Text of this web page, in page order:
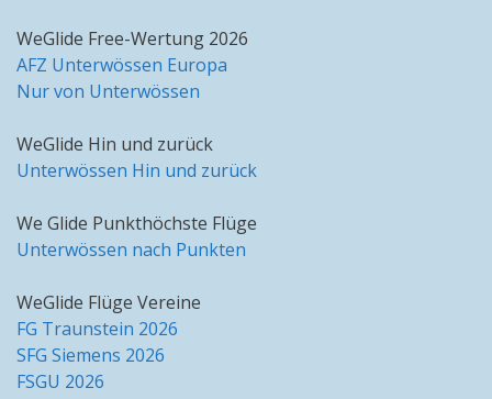
WeGlide Free-Wertung 2026
AFZ Unterwössen Europa
Nur von Unterwössen
WeGlide Hin und zurück
Unterwössen Hin und zurück
We Glide Punkthöchste Flüge
Unterwössen nach Punkten
WeGlide Flüge Vereine
FG Traunstein 2026
SFG Siemens 2026
FSGU 2026